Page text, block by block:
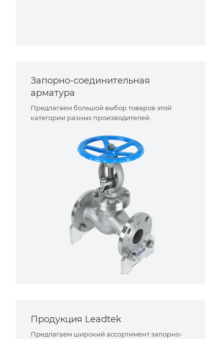
Запорно-соединительная
арматура
Предлагаем большой выбор товаров этой
категории разных производителей.
Продукция Leadtek
Предлагаем широкий ассортимент запорно-